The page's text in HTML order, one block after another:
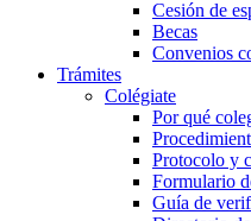
Cesión de
Becas
Convenios
Trámites
Colégiate
Por qué
Protocolo y
Formulario
Guía de